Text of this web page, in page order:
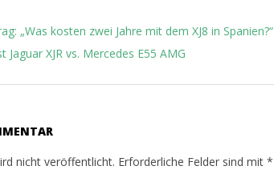
„Was kosten zwei Jahre mit dem XJ8 in Spanien?“
Jaguar XJR vs. Mercedes E55 AMG
nicht veröffentlicht. Erforderliche Felder sind mit *